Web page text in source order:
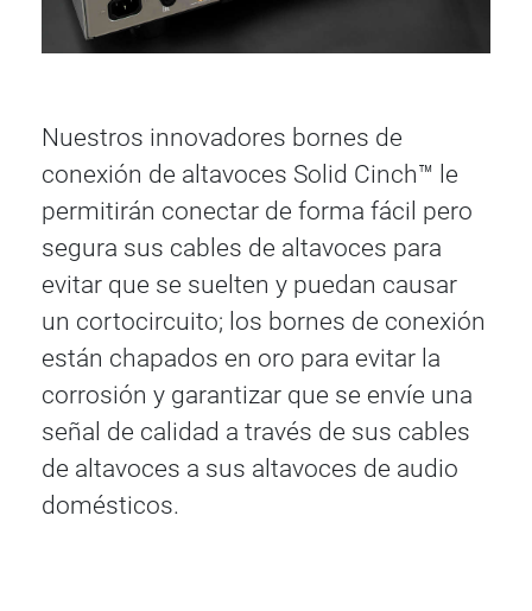
Nuestros innovadores bornes de
conexión de altavoces Solid Cinch™ le
permitirán conectar de forma fácil pero
segura sus cables de altavoces para
evitar que se suelten y puedan causar
un cortocircuito; los bornes de conexión
están chapados en oro para evitar la
corrosión y garantizar que se envíe una
señal de calidad a través de sus cables
de altavoces a sus altavoces de audio
domésticos.